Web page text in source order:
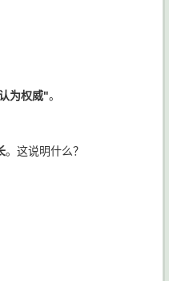
为权威"。
。这说明什么？